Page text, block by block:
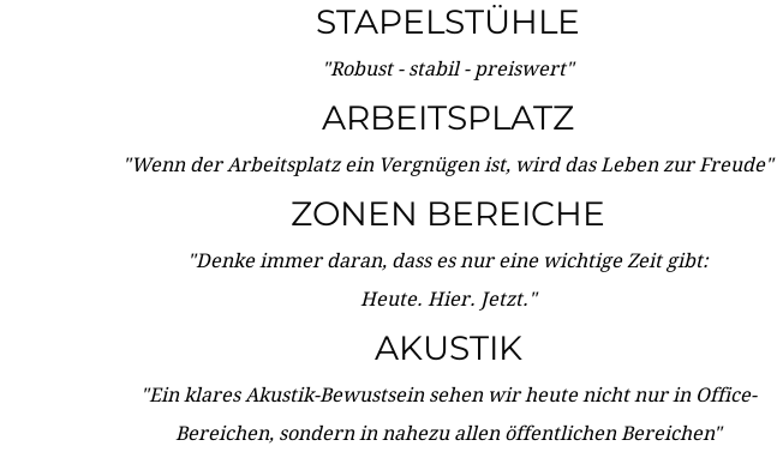
STAPELSTÜHLE
"Robust - stabil - preiswert"
ARBEITSPLATZ
"Wenn der Arbeitsplatz ein Vergnügen ist, wird das Leben zur Freude"
ZONEN BEREICHE
"Denke immer daran, dass es nur eine wichtige Zeit gibt:
Heute. Hier. Jetzt."
AKUSTIK
"Ein klares Akustik-Bewustsein sehen wir heute nicht nur in Office-
Bereichen, sondern in nahezu allen öffentlichen Bereichen"